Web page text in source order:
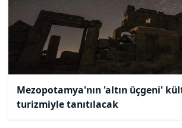
Mezopotamya'nın 'altın üçgeni'
turizmiyle tanıtılacak